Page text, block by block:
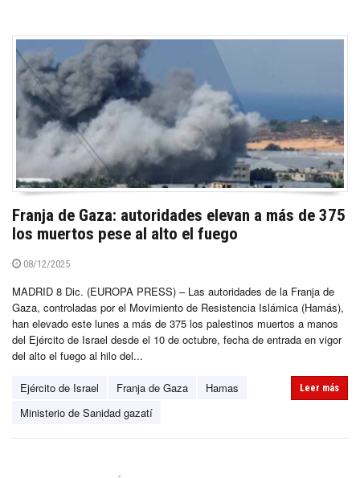
Franja de Gaza: autoridades elevan a más de 375
los muertos pese al alto el fuego
08/12/2025
MADRID 8 Dic. (EUROPA PRESS) – Las autoridades de la Franja de
Gaza, controladas por el Movimiento de Resistencia Islámica (Hamás),
han elevado este lunes a más de 375 los palestinos muertos a manos
del Ejército de Israel desde el 10 de octubre, fecha de entrada en vigor
del alto el fuego al hilo del...
Ejército de Israel Franja de Gaza
Hamas
Ministerio de Sanidad gazatí
Leer más